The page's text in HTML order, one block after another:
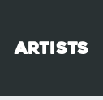
Artists